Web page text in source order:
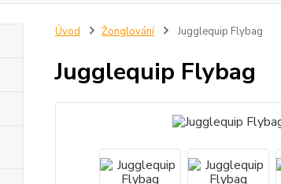
Úvod Žonglování Jugglequip Flybag
Jugglequip Flybag